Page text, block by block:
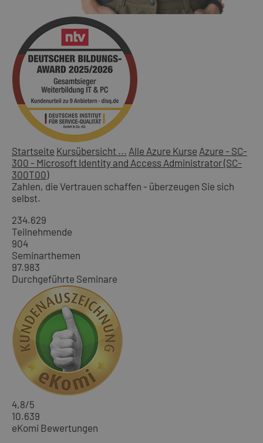
Startseite Kursübersicht ... Alle Azure Kurse Azure - SC-
300 - Microsoft Identity and Access Administrator (SC-
300T00)
Zahlen, die Vertrauen schaffen - überzeugen Sie sich
selbst.
234.629
Teilnehmende
904
Seminarthemen
97.983
Durchgeführte Seminare
4,8/5
10.639
eKomi Bewertungen